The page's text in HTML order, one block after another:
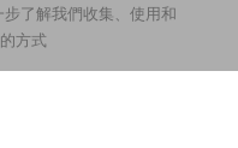
步了解我們收集、使用和
方式